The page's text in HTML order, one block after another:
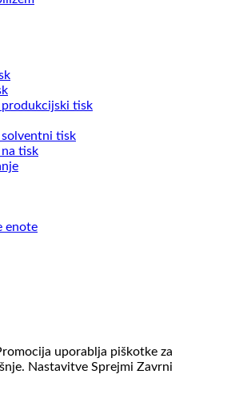
tisk
tisk
na tisk
enote
uporablja piškotke za
Nastavitve Sprejmi Zavrni